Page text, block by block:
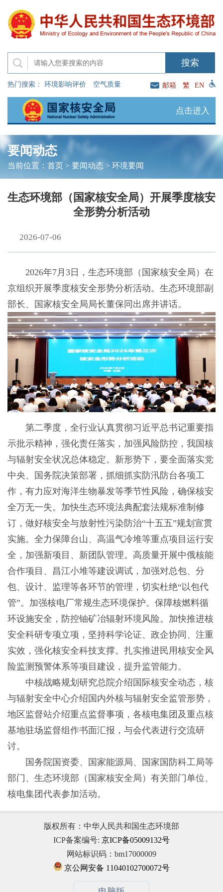
热门搜索： 环境影响评价 空气质量 邮箱 繁 EN
点击进入
要闻动态
当前位置： 首页> 要闻动态 > 环境要闻
生态环境部（国家核安全局）开展季度核安
全形势分析活动
2026-07-06
2026年7月3日，生态环境部（国家核安全局）在
京组织开展季度核安全形势分析活动。生态环境部副
部长、国家核安全局局长董保同出席并讲话。
第二季度，全行业认真贯彻习近平总书记重要指
示批示精神，强化责任落实，加强风险防控，我国核
与辐射安全状况总体稳定。新形势下，要全面落实党
中央、国务院决策部署，抓细抓实防汛防台各项工
作，有力应对海洋生物暴发等季节性风险，确保核安
全万无一失。加快生态环境法典配套法规标准制修
订，做好核安全与放射性污染防治“十五五”规划宣贯
实施。全力保障台山、高温气冷堆等重点项目运行安
全，加强新项目、新团队管理。高质量开展中俄核能
合作项目、昌江小堆等建设调试，加强对总包、分
包、设计、监理等各环节的管理，切实杜绝“以包代
管”。加强核电厂常规生态环境保护。保障核燃料循
环设施安全，防控铀矿冶辐射环境风险。加快推进核
安全科研专项立项，坚持科学论证、政企协同、注重
实效，强化核安全科技支撑。扎实推进民用核安全风
险监测预警体系等项目建设，提升监管能力。
中核战略规划研究总院介绍国际核安全动态，核
与辐射安全中心介绍国内外核与辐射安全监管形势，
地区监督站介绍重点监督事项，各核电集团及重点核
基地驻场监督组作书面汇报，与会代表进行交流研
讨。
国务院国资委、国家能源局、国家国防科工局等
部门、生态环境部（国家核安全局）有关部门单位、
核电集团代表参加活动。
版权所有：中华人民共和国生态环境部
ICP备案编号: 京ICP备05009132号
网站标识码：bm17000009
京公网安备 11040102700072号